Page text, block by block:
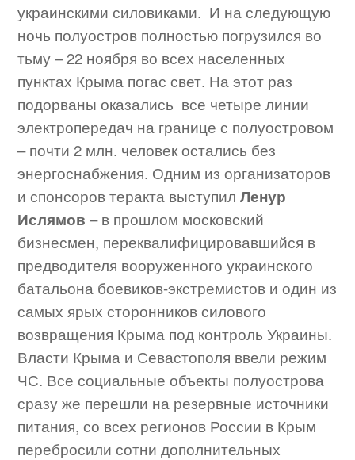
украинскими силовиками. И на следующую
ночь полуостров полностью погрузился во
тьму – 22 ноября во всех населенных
пунктах Крыма погас свет. На этот раз
подорваны оказались все четыре линии
электропередач на границе с полуостровом
– почти 2 млн. человек остались без
энергоснабжения. Одним из организаторов
и спонсоров теракта выступилЛенур
Ислямов – в прошлом московский
бизнесмен, переквалифицировавшийся в
предводителя вооруженного украинского
батальона боевиков-экстремистов и один из
самых ярых сторонников силового
возвращения Крыма под контроль Украины.
Власти Крыма и Севастополя ввели режим
ЧС. Все социальные объекты полуострова
сразу же перешли на резервные источники
питания, со всех регионов России в Крым
перебросили сотни дополнительных